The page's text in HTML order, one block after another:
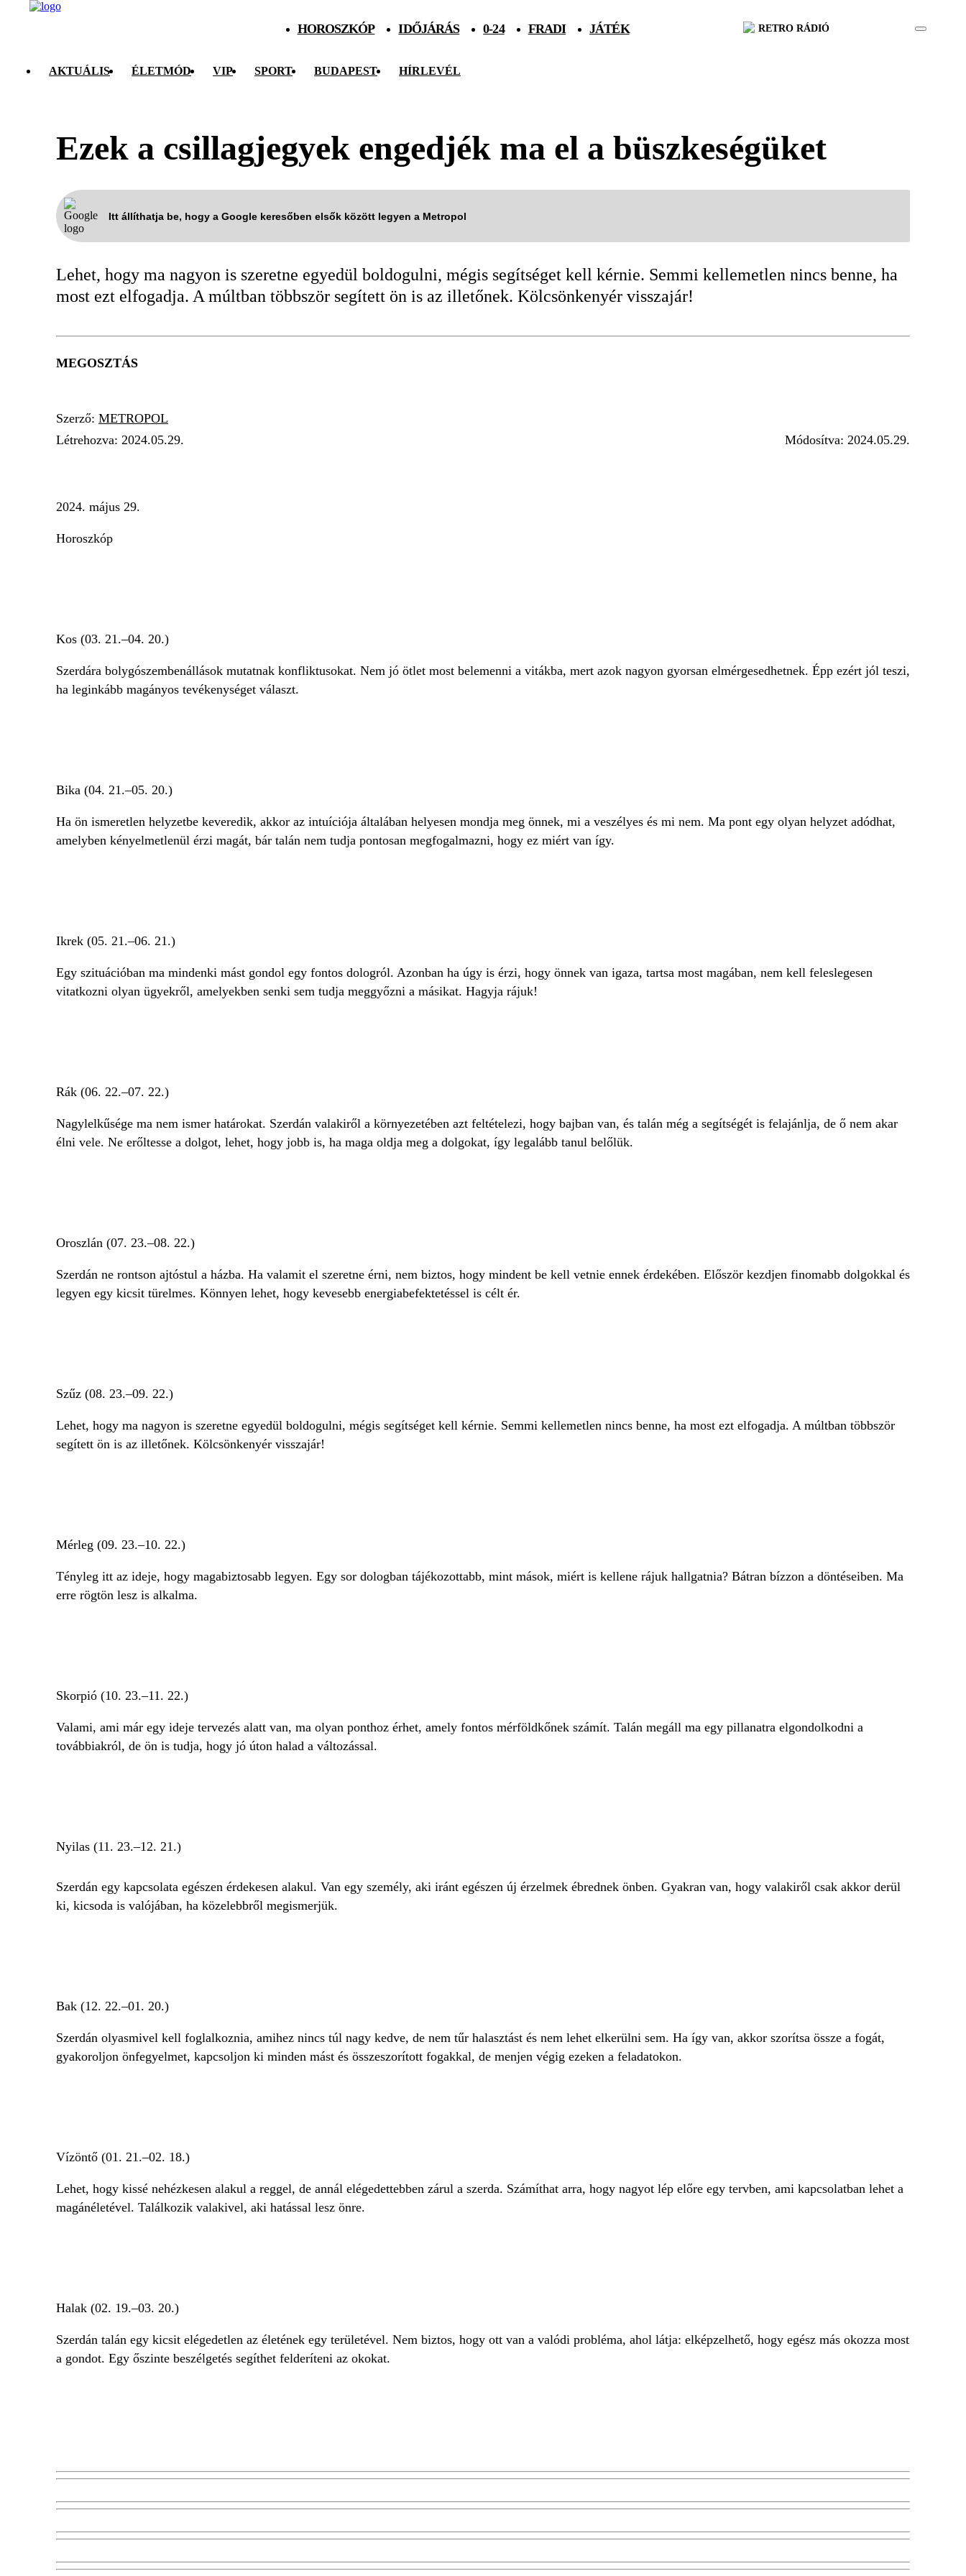
HOROSZKÓP IDŐJÁRÁS 0-24 FRADI JÁTÉK RETRO RÁDIÓ
AKTUÁLIS ÉLETMÓD VIP SPORT BUDAPEST HÍRLEVÉL
Ezek a csillagjegyek engedjék ma el a büszkeségüket
Itt állíthatja be, hogy a Google keresőben elsők között legyen a Metropol
Lehet, hogy ma nagyon is szeretne egyedül boldogulni, mégis segítséget kell kérnie. Semmi kellemetlen nincs benne, ha
most ezt elfogadja. A múltban többször segített ön is az illetőnek. Kölcsönkenyér visszajár!
MEGOSZTÁS
Szerző: METROPOL
Létrehozva: 2024.05.29. Módosítva: 2024.05.29.
2024. május 29.
Horoszkóp
Kos (03. 21.–04. 20.)
Szerdára bolygószembenállások mutatnak konfliktusokat. Nem jó ötlet most belemenni a vitákba, mert azok nagyon gyorsan elmérgesedhetnek. Épp ezért jól teszi,
ha leginkább magányos tevékenységet választ.
Bika (04. 21.–05. 20.)
Ha ön ismeretlen helyzetbe keveredik, akkor az intuíciója általában helyesen mondja meg önnek, mi a veszélyes és mi nem. Ma pont egy olyan helyzet adódhat,
amelyben kényelmetlenül érzi magát, bár talán nem tudja pontosan megfogalmazni, hogy ez miért van így.
Ikrek (05. 21.–06. 21.)
Egy szituációban ma mindenki mást gondol egy fontos dologról. Azonban ha úgy is érzi, hogy önnek van igaza, tartsa most magában, nem kell feleslegesen
vitatkozni olyan ügyekről, amelyekben senki sem tudja meggyőzni a másikat. Hagyja rájuk!
Rák (06. 22.–07. 22.)
Nagylelkűsége ma nem ismer határokat. Szerdán valakiről a környezetében azt feltételezi, hogy bajban van, és talán még a segítségét is felajánlja, de ő nem akar
élni vele. Ne erőltesse a dolgot, lehet, hogy jobb is, ha maga oldja meg a dolgokat, így legalább tanul belőlük.
Oroszlán (07. 23.–08. 22.)
Szerdán ne rontson ajtóstul a házba. Ha valamit el szeretne érni, nem biztos, hogy mindent be kell vetnie ennek érdekében. Először kezdjen finomabb dolgokkal és
legyen egy kicsit türelmes. Könnyen lehet, hogy kevesebb energiabefektetéssel is célt ér.
Szűz (08. 23.–09. 22.)
Lehet, hogy ma nagyon is szeretne egyedül boldogulni, mégis segítséget kell kérnie. Semmi kellemetlen nincs benne, ha most ezt elfogadja. A múltban többször
segített ön is az illetőnek. Kölcsönkenyér visszajár!
Mérleg (09. 23.–10. 22.)
Tényleg itt az ideje, hogy magabiztosabb legyen. Egy sor dologban tájékozottabb, mint mások, miért is kellene rájuk hallgatnia? Bátran bízzon a döntéseiben. Ma
erre rögtön lesz is alkalma.
Skorpió (10. 23.–11. 22.)
Valami, ami már egy ideje tervezés alatt van, ma olyan ponthoz érhet, amely fontos mérföldkőnek számít. Talán megáll ma egy pillanatra elgondolkodni a
továbbiakról, de ön is tudja, hogy jó úton halad a változással.
Nyilas (11. 23.–12. 21.)
Szerdán egy kapcsolata egészen érdekesen alakul. Van egy személy, aki iránt egészen új érzelmek ébrednek önben. Gyakran van, hogy valakiről csak akkor derül
ki, kicsoda is valójában, ha közelebbről megismerjük.
Bak (12. 22.–01. 20.)
Szerdán olyasmivel kell foglalkoznia, amihez nincs túl nagy kedve, de nem tűr halasztást és nem lehet elkerülni sem. Ha így van, akkor szorítsa össze a fogát,
gyakoroljon önfegyelmet, kapcsoljon ki minden mást és összeszorított fogakkal, de menjen végig ezeken a feladatokon.
Vízöntő (01. 21.–02. 18.)
Lehet, hogy kissé nehézkesen alakul a reggel, de annál elégedettebben zárul a szerda. Számíthat arra, hogy nagyot lép előre egy tervben, ami kapcsolatban lehet a
magánéletével. Találkozik valakivel, aki hatással lesz önre.
Halak (02. 19.–03. 20.)
Szerdán talán egy kicsit elégedetlen az életének egy területével. Nem biztos, hogy ott van a valódi probléma, ahol látja: elképzelhető, hogy egész más okozza most
a gondot. Egy őszinte beszélgetés segíthet felderíteni az okokat.